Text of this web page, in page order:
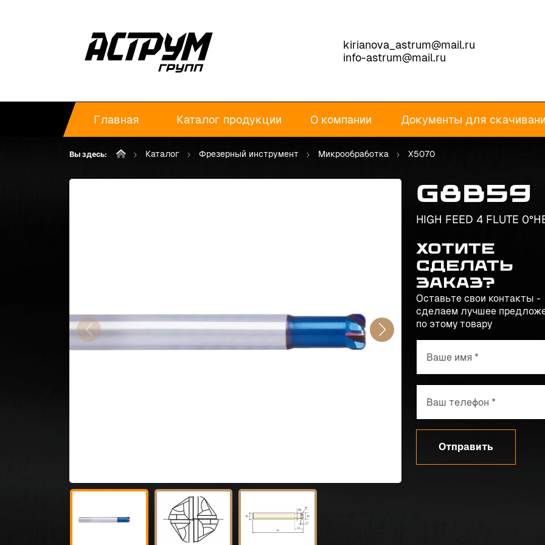
kirianova_astrum@mail.ru
info-astrum@mail.ru
Главная Каталог продукции О компании Документы для
Вы здесь: Каталог Фрезерный инструмент Микрообработка X5070
G8B59
HIGH FEED 4 FLUTE
Хотите
сделать
заказ?
Оставьте свои контакты -
сделаем лучшее
по этому товару
Отправить